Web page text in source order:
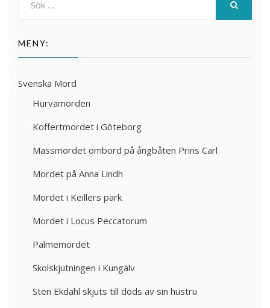
efter:
MENY:
Svenska Mord
Hurvamorden
Koffertmordet i Göteborg
Massmordet ombord på ångbåten Prins Carl
Mordet på Anna Lindh
Mordet i Keillers park
Mordet i Locus Peccatorum
Palmemordet
Skolskjutningen i Kungälv
Sten Ekdahl skjuts till döds av sin hustru